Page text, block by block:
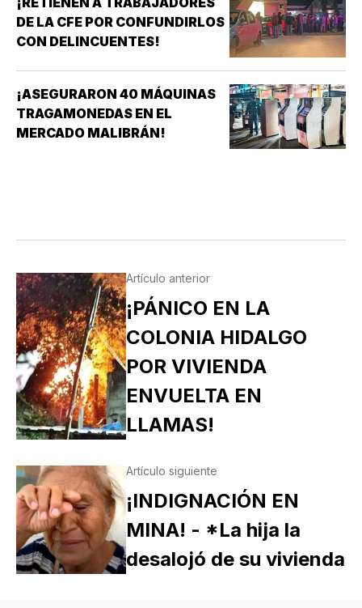
DE LA CFE POR CONFUNDIRLOS
CON DELINCUENTES!
¡ASEGURARON 40 MÁQUINAS
TRAGAMONEDAS EN EL
MERCADO MALIBRÁN!
Artículo anterior
¡PÁNICO EN LA
COLONIA HIDALGO
POR VIVIENDA
ENVUELTA EN
LLAMAS!
Artículo siguiente
¡INDIGNACIÓN EN
MINA! - *La hija la
desalojó de su vivienda